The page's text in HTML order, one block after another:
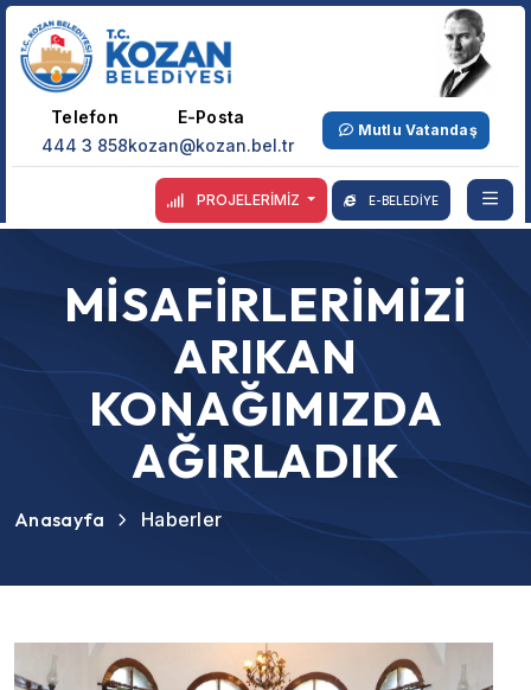
Telefon
444 3 858
E-Posta
kozan@kozan.bel.tr
Mutlu Vatandaş
PROJELERİMİZ E-BELEDİYE
MİSAFİRLERİMİZİ
ARIKAN
KONAĞIMIZDA
AĞIRLADIK
Anasayfa Haberler